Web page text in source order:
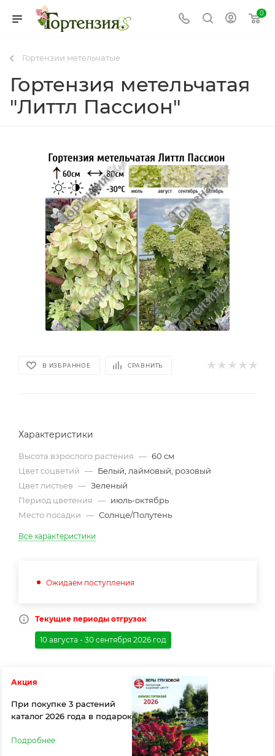
0
Гортензии метельчатые
Гортензия метельчатая
"Литтл Пассион"
В ИЗБРАННОЕ СРАВНИТЬ
Характеристики
Высота взрослого растения — 60 см
Цвет соцветий — Белый, лаймовый, розовый
Цвет листьев — Зеленый
Период цветения — июль-октябрь
Место посадки — Солнце/Полутень
Все характеристики
Ожидаем поступления
Текущие периоды отгрузок
10 августа - 30 сентября 2026 год
Акция
При покупке 3 растений
каталог 2026 года в подарок
Подробнее